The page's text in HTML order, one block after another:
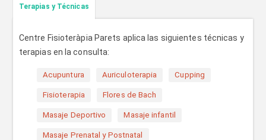
Terapias y Técnicas
Centre Fisioteràpia Parets aplica las siguientes técnicas y
terapias en la consulta:
Acupuntura Auriculoterapia Cupping
Fisioterapia Flores de Bach
Masaje Deportivo Masaje infantil
Masaje Prenatal y Postnatal